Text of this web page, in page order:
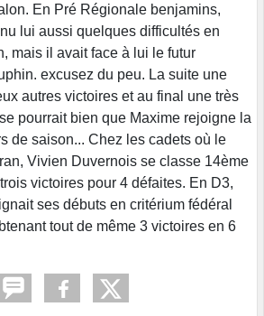
En Pré Régionale benjamins,
lui aussi quelques difficultés en
mais il avait face à lui le futur
excusez du peu. La suite une
autres victoires et au final une très
pourrait bien que Maxime rejoigne la
de saison... Chez les cadets où le
Vivien Duvernois se classe 14ème
victoires pour 4 défaites. En D3,
ses débuts en critérium fédéral
tout de même 3 victoires en 6